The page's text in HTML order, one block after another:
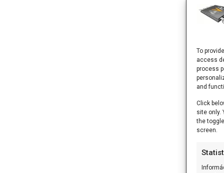
To
access
process
and
Click
site only.
the
screen.